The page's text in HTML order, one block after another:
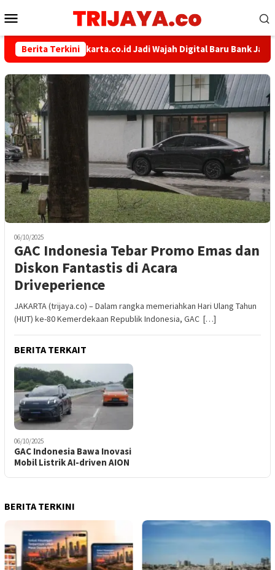
ke
Mobile
Berita Terkini
bankjakarta.co.id Jadi Wajah Digital Baru Bank
06/10/2025
GAC Indonesia Tebar Promo Emas dan
Diskon Fantastis di Acara
Driveperience
JAKARTA (trijaya.co) – Dalam rangka memeriahkan Hari Ulang Tahun
(HUT) ke-80 Kemerdekaan Republik Indonesia, GAC […]
BERITA TERKAIT
06/10/2025
GAC Indonesia Bawa Inovasi
Mobil Listrik AI-driven AION
BERITA TERKINI